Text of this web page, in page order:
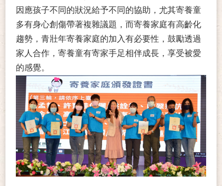
因應孩子不同的狀況給予不同的協助，尤其寄養童
多有身心創傷帶著複雜議題，而寄養家庭有高齡化
趨勢，青壯年寄養家庭的加入有必要性，鼓勵透過
家人合作，寄養童有寄家手足相伴成長，享受被愛
的感覺。